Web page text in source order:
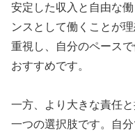
安定した収入と自由な
ンスとして働くことが
重視し、自分のペース
おすすめです。
一方、より大きな責任
一つの選択肢です。自